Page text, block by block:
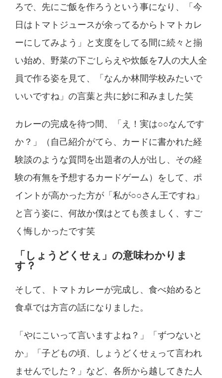
ろで、先にご飯を作ろうという事になり、「今
日はトマトジュースが余ってるからトマトカレ
ーにしてみよう」と支度をしてる間に続々と揃
い始め、野菜の下ごしらえや炊飯を7人の大人全
員で作る姿を見て、「なんか林間学校みたいで
いいですね」の言葉と共に妙に和みました笑
カレーの完成を待つ間、「え！実は○○なんです
か？」（自己紹介がてら、カードに書かれた経
験談のような質問を出題者の人が出し、その経
験の有無を予想するカードゲーム）をして、ポ
イントが高かった方が「私が○○さん王ですね」
と言う姿に、何故か僕はとても羨ましく、すご
く悔しかったです笑
「しょうどくせぇ」の意味わかりま
す？
そして、トマトカレーが完成し、食べ始めると
食卓では方言の話になりました。
「やにこいって言いますよね？」「ずつないと
か」「子どもの頃、しょうどくせぇって言われ
ませんでした？」など、各所から越してきた人